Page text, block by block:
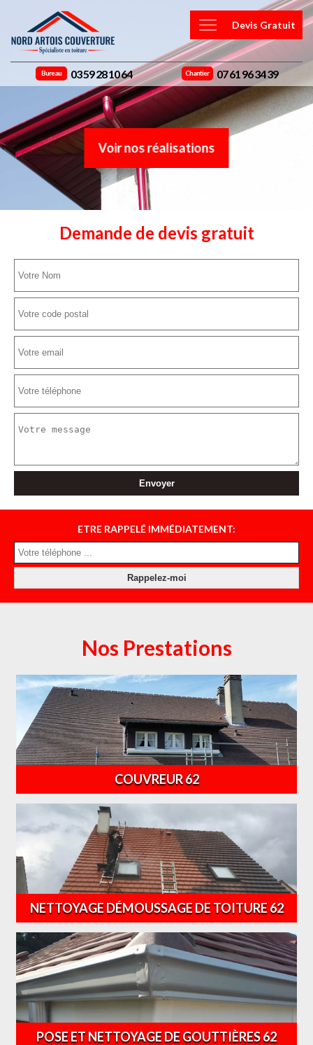
Devis Gratuit
Bureau 03 59 28 10 64 Chantier 07 61 96 34 39
Voir nos réalisations
Demande de devis gratuit
ETRE RAPPELÉ IMMÉDIATEMENT:
Nos Prestations
COUVREUR 62
NETTOYAGE DÉMOUSSAGE DE TOITURE 62
POSE ET NETTOYAGE DE GOUTTIÈRES 62